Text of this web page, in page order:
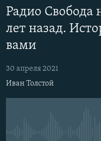
Вернутся
главной
навигации
поиску
МНЕНИЯ
КУЛЬТУРА
IDEL.РЕАЛИИ
СЕВЕР.РЕАЛИИ
СИБИРЬ.РЕАЛИИ
Радио Свобода
лет назад.
вами
30 апреля 2021
Иван Толстой